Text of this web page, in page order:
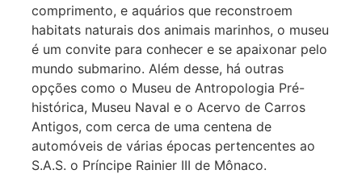
comprimento, e aquários que reconstroem
habitats naturais dos animais marinhos, o museu
é um convite para conhecer e se apaixonar pelo
mundo submarino. Além desse, há outras
opções como o Museu de Antropologia Pré-
histórica, Museu Naval e o Acervo de Carros
Antigos, com cerca de uma centena de
automóveis de várias épocas pertencentes ao
S.A.S. o Príncipe Rainier III de Mônaco.